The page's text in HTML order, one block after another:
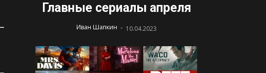
Главные сериалы апреля
Иван Шапкин - 10.04.2023